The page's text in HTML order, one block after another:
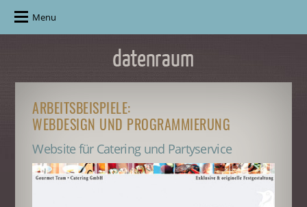
Menu
ARBEITSBEISPIELE:
WEBDESIGN UND PROGRAMMIERUNG
Website für Catering und Partyservice